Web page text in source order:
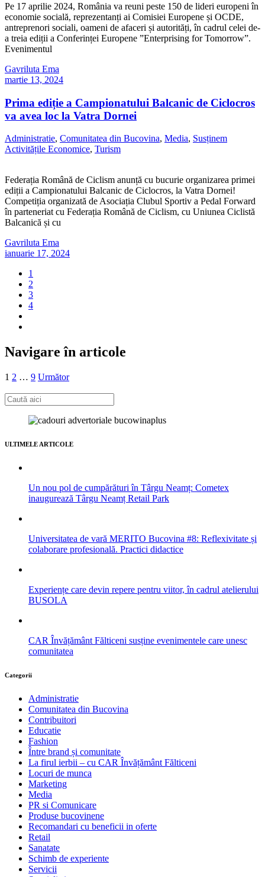
Pe 17 aprilie 2024, România va reuni peste 150 de lideri europeni în
economie socială, reprezentanți ai Comisiei Europene și OCDE,
antreprenori sociali, oameni de afaceri și autorități, în cadrul celei de-
a treia ediții a Conferinței Europene ”Enterprising for Tomorrow”.
Evenimentul
Gavriluta Ema
martie 13, 2024
Prima ediție a Campionatului Balcanic de Ciclocros
va avea loc la Vatra Dornei
Administratie, Comunitatea din Bucovina, Media, Susținem
Activitățile Economice, Turism
Federația Română de Ciclism anunță cu bucurie organizarea primei
ediții a Campionatului Balcanic de Ciclocros, la Vatra Dornei!
Competiția organizată de Asociația Clubul Sportiv a Pedal Forward
în parteneriat cu Federația Română de Ciclism, cu Uniunea Ciclistă
Balcanică și cu
Gavriluta Ema
ianuarie 17, 2024
1
2
3
4
Navigare în articole
1 2 … 9 Următor
ULTIMELE ARTICOLE
Un nou pol de cumpărături în Târgu Neamț: Cometex
inaugurează Târgu Neamț Retail Park
Universitatea de vară MERITO Bucovina #8: Reflexivitate și
colaborare profesională. Practici didactice
Experiențe care devin repere pentru viitor, în cadrul atelierului
BUSOLA
CAR Învățământ Fălticeni susține evenimentele care unesc
comunitatea
Categorii
Administratie
Comunitatea din Bucovina
Contribuitori
Educatie
Fashion
Între brand și comunitate
La firul ierbii – cu CAR Învățământ Fălticeni
Locuri de munca
Marketing
Media
PR si Comunicare
Produse bucovinene
Recomandari cu beneficii in oferte
Retail
Sanatate
Schimb de experiente
Servicii